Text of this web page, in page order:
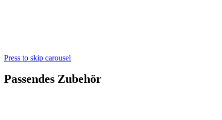
Press to skip carousel
Passendes Zubehör